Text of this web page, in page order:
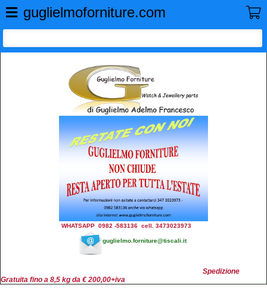
guglielmoforniture.com
GUGLIELMO FORNITURE
WHATSAPP 0982 -583136 cell. 3473023973
guglielmo.forniture@tiscali.it
Spedizione
Gratuita fino a 8,5 kg da € 200,00+iva